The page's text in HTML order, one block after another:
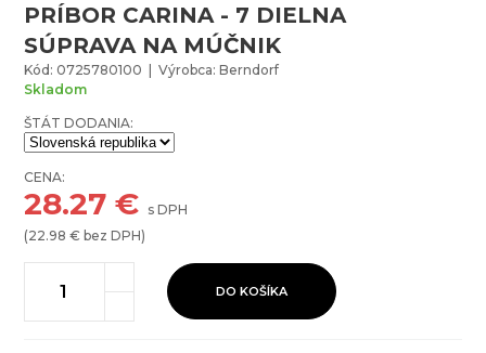
PRÍBOR CARINA - 7 DIELNA
SÚPRAVA NA MÚČNIK
Kód: 0725780100 | Výrobca: Berndorf
Skladom
ŠTÁT DODANIA:
CENA:
28.27 € s DPH
(22.98 € bez DPH)
DO KOŠÍKA